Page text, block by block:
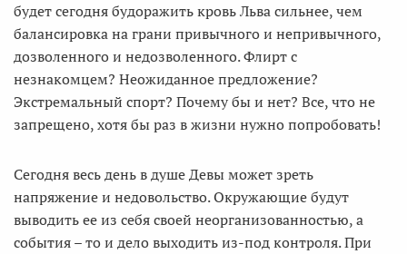
будет сегодня будоражить кровь Льва сильнее, чем
балансировка на грани привычного и непривычного,
дозволенного и недозволенного. Флирт с
незнакомцем? Неожиданное предложение?
Экстремальный спорт? Почему бы и нет? Все, что не
запрещено, хотя бы раз в жизни нужно попробовать!
Сегодня весь день в душе Девы может зреть
напряжение и недовольство. Окружающие будут
выводить ее из себя своей неорганизованностью, а
события – то и дело выходить из-под контроля. При